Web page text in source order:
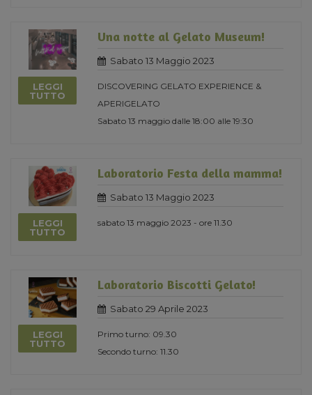
LEGGI
TUTTO
Una notte al Gelato Museum!
Sabato 13 Maggio 2023
DISCOVERING GELATO EXPERIENCE &
APERIGELATO
Sabato 13 maggio dalle 18:00 alle 19:30
LEGGI
TUTTO
Laboratorio Festa della mamma!
Sabato 13 Maggio 2023
sabato 13 maggio 2023 - ore 11.30
LEGGI
TUTTO
Laboratorio Biscotti Gelato!
Sabato 29 Aprile 2023
Primo turno: 09.30
Secondo turno: 11.30